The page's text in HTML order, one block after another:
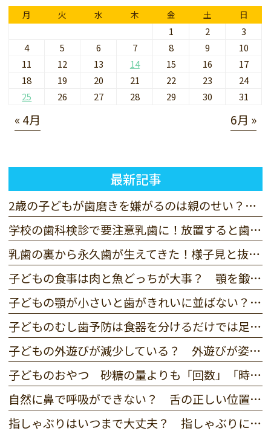
月 火 水 木 金 土 日
1 2
3
4
5 6 7 8 9
10
11
12 13 14 15 16
17
18
19 20 21 22 23
24
25
26 27 28 29 30 31
« 4月 6月 »
最新記事
2歳の子どもが歯磨きを嫌がるのは親のせい？仕上げ磨きで悩まないために
学校の歯科検診で要注意乳歯に！放置すると歯並びに影響する？
乳歯の裏から永久歯が生えてきた！様子見と抜歯の判断基準を解説
子どもの食事は肉と魚どっちが大事？ 顎を鍛える力と栄養を解説
子どもの顎が小さいと歯がきれいに並ばない？ 矯正が必要な判断基準を解説
子どものむし歯予防は食器を分けるだけでは足りない？ 親子でできる感染予防のポイント
子どもの外遊びが減少している？ 外遊びが姿勢や歯並び、脳の発育に与えるメリットと効果
子どものおやつ 砂糖の量よりも「回数」「時間」がむし歯のリスクを上げやすい理由
自然に鼻で呼吸ができない？ 舌の正しい位置とは？ 「低位舌」の症状・チェックリスト＆治し方
指しゃぶりはいつまで大丈夫？ 指しゃぶりによる歯並びの乱れへの影響・やめさせ方のポイント